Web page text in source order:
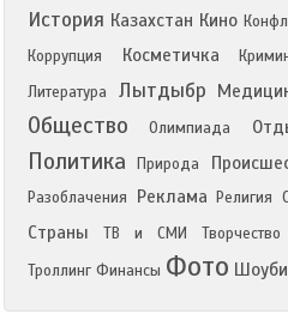
История Казахстан Кино
Коррупция Косметичка
Литература Лытдыбр
Общество Олимпиада
Политика Природа
Разоблачения
Реклама Религия
Страны
ТВ и СМИ Творчество
Троллинг Финансы Фото